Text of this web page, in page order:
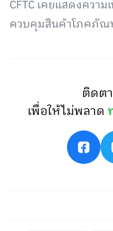
CFTC เคยแสดงความ
ควบคุมสินค้าโภคภัณ
ติดต
เพื่อให้ไม่พลาด